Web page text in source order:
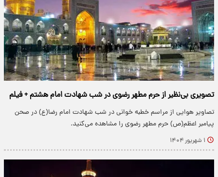
تصویری بی‌نظیر از حرم مطهر رضوی در شب شهادت امام هشتم + فیلم
تصاویر هوایی از مراسم خطبه خوانی در شب شهادت امام رضا(ع) در صحن
پیامبر اعظم(ص) حرم مطهر رضوی را مشاهده می‌کنید.
۱ شهریور ۱۴۰۴